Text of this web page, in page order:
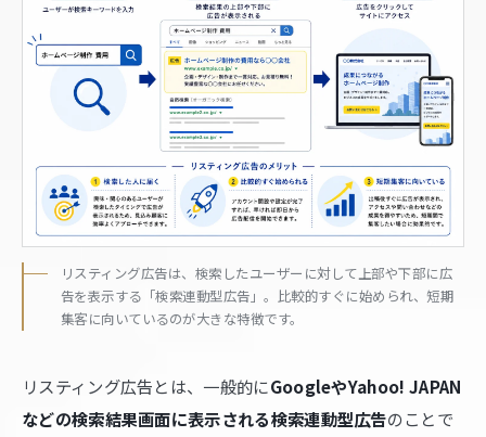
リスティング広告は、検索したユーザーに対して上部や下部に広
告を表示する「検索連動型広告」。比較的すぐに始められ、短期
集客に向いているのが大きな特徴です。
リスティング広告とは、一般的にGoogleやYahoo! JAPAN
などの検索結果画面に表示される検索連動型広告のことで